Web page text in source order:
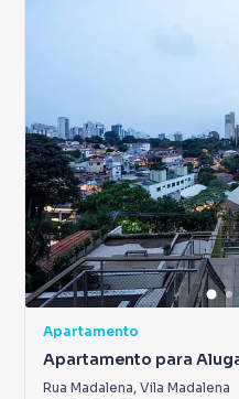
Apartamento
Apartamento para
Rua Madalena, Vila Madalena